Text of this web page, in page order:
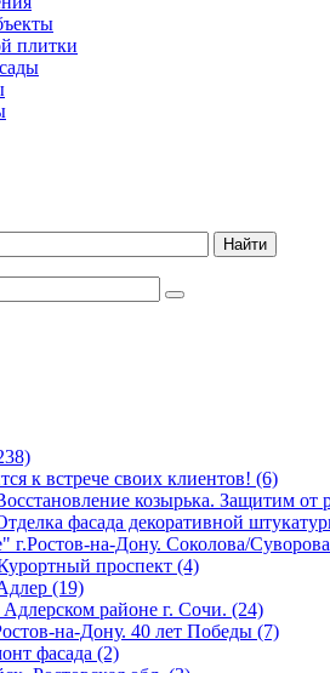
плитки
Найти
к встрече своих клиентов! (6)
козырька. Защитим от
фасада декоративной
г.Ростов-на-Дону. Соколова/
проспект (4)
(19)
районе г. Сочи. (24)
на-Дону. 40 лет Победы (7)
фасада (2)